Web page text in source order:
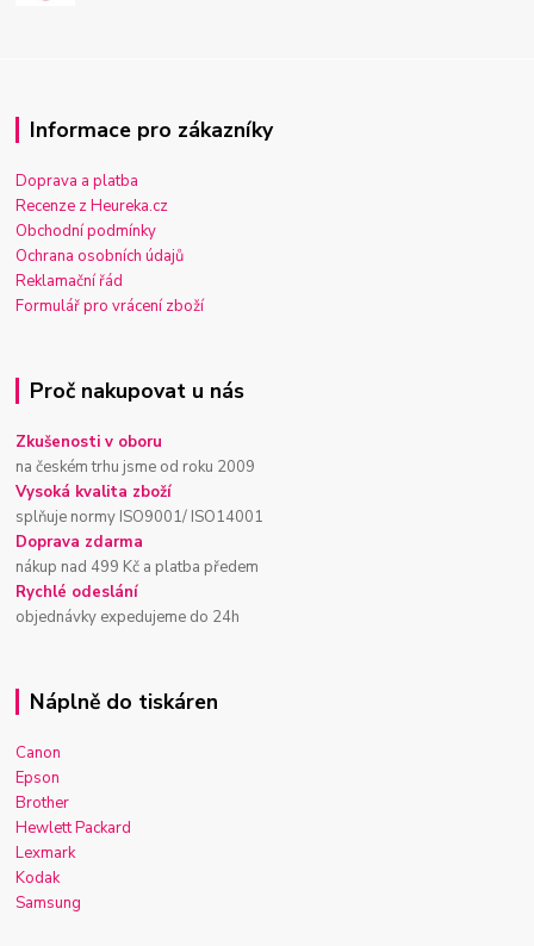
Informace pro zákazníky
Doprava a platba
Recenze z Heureka.cz
Obchodní podmínky
Ochrana osobních údajů
Reklamační řád
Formulář pro vrácení zboží
Proč nakupovat u nás
Zkušenosti v oboru
na českém trhu jsme od roku 2009
Vysoká kvalita zboží
splňuje normy ISO9001/ ISO14001
Doprava zdarma
nákup nad 499 Kč a platba předem
Rychlé odeslání
objednávky expedujeme do 24h
Náplně do tiskáren
Canon
Epson
Brother
Hewlett Packard
Lexmark
Kodak
Samsung